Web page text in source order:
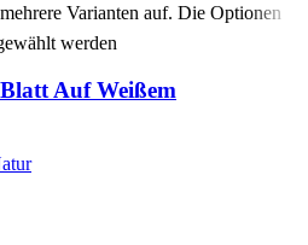
Varianten auf. Die Optionen
werden
Auf Weißem